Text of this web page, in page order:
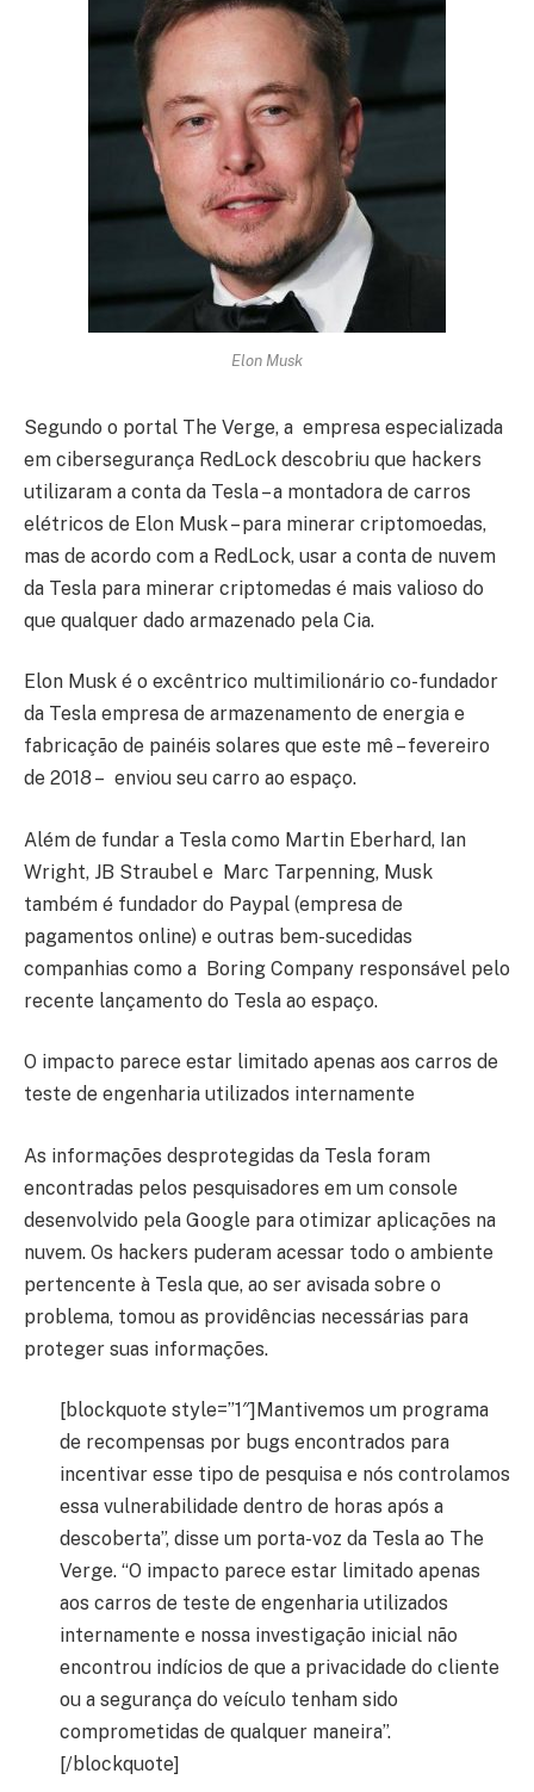
Elon Musk
Segundo o portal The Verge, a empresa especializada
em cibersegurança RedLock descobriu que hackers
utilizaram a conta da Tesla – a montadora de carros
elétricos de Elon Musk – para minerar criptomoedas,
mas de acordo com a RedLock, usar a conta de nuvem
da Tesla para minerar criptomedas é mais valioso do
que qualquer dado armazenado pela Cia.
Elon Musk é o excêntrico multimilionário co-fundador
da Tesla empresa de armazenamento de energia e
fabricação de painéis solares que este mê – fevereiro
de 2018 – enviou seu carro ao espaço.
Além de fundar a Tesla como Martin Eberhard, Ian
Wright, JB Straubel e Marc Tarpenning, Musk
também é fundador do Paypal (empresa de
pagamentos online) e outras bem-sucedidas
companhias como a Boring Company responsável pelo
recente lançamento do Tesla ao espaço.
O impacto parece estar limitado apenas aos carros de
teste de engenharia utilizados internamente
As informações desprotegidas da Tesla foram
encontradas pelos pesquisadores em um console
desenvolvido pela Google para otimizar aplicações na
nuvem. Os hackers puderam acessar todo o ambiente
pertencente à Tesla que, ao ser avisada sobre o
problema, tomou as providências necessárias para
proteger suas informações.
[blockquote style=”1″]Mantivemos um programa
de recompensas por bugs encontrados para
incentivar esse tipo de pesquisa e nós controlamos
essa vulnerabilidade dentro de horas após a
descoberta”, disse um porta-voz da Tesla ao The
Verge. “O impacto parece estar limitado apenas
aos carros de teste de engenharia utilizados
internamente e nossa investigação inicial não
encontrou indícios de que a privacidade do cliente
ou a segurança do veículo tenham sido
comprometidas de qualquer maneira”.
[/blockquote]